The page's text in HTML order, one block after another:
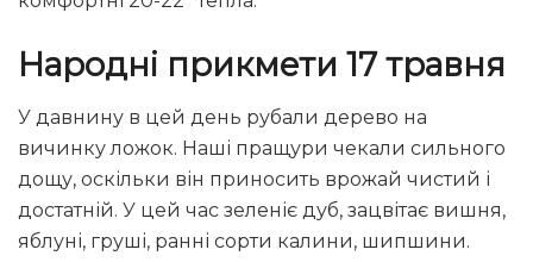
Народні прикмети 17 травня
У давнину в цей день рубали дерево на
вичинку ложок. Наші пращури чекали сильного
дощу, оскільки він приносить врожай чистий і
достатній. У цей час зеленіє дуб, зацвітає вишня,
яблуні, груші, ранні сорти калини, шипшини.